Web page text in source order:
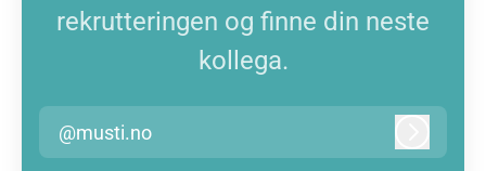
rekrutteringen og finne din neste
kollega.
@musti.no